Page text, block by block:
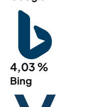
4,03 %
Bing